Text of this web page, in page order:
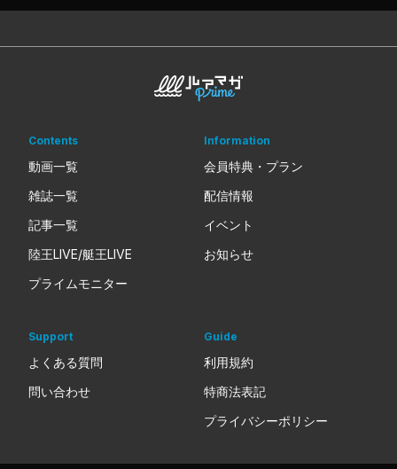
Contents
動画一覧
雑誌一覧
記事一覧
陸王LIVE/艇王LIVE
プライムモニター
Information
会員特典・プラン
配信情報
イベント
お知らせ
Support
よくある質問
問い合わせ
Guide
利用規約
特商法表記
プライバシーポリシー